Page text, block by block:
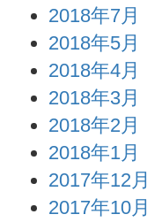
2018年7月
2018年5月
2018年4月
2018年3月
2018年2月
2018年1月
2017年12月
2017年10月